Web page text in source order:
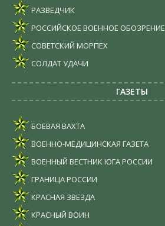
РАЗВЕДЧИК
РОССИЙСКОЕ ВОЕННОЕ ОБОЗРЕНИЕ
СОВЕТСКИЙ МОРПЕХ
СОЛДАТ УДАЧИ
ГАЗЕТЫ
БОЕВАЯ ВАХТА
ВОЕННО-МЕДИЦИНСКАЯ ГАЗЕТА
ВОЕННЫЙ ВЕСТНИК ЮГА РОССИИ
ГРАНИЦА РОССИИ
КРАСНАЯ ЗВЕЗДА
КРАСНЫЙ ВОИН